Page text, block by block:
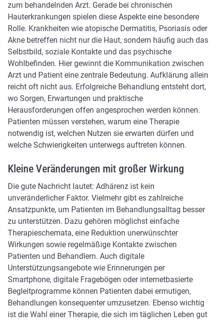
zum behandelnden Arzt. Gerade bei chronischen
Hauterkrankungen spielen diese Aspekte eine besondere
Rolle. Krankheiten wie atopische Dermatitis, Psoriasis oder
Akne betreffen nicht nur die Haut, sondern häufig auch das
Selbstbild, soziale Kontakte und das psychische
Wohlbefinden. Hier gewinnt die Kommunikation zwischen
Arzt und Patient eine zentrale Bedeutung. Aufklärung allein
reicht oft nicht aus. Erfolgreiche Behandlung entsteht dort,
wo Sorgen, Erwartungen und praktische
Herausforderungen offen angesprochen werden können.
Patienten müssen verstehen, warum eine Therapie
notwendig ist, welchen Nutzen sie erwarten dürfen und
welche Schwierigkeiten unterwegs auftreten können.
Kleine Veränderungen mit großer Wirkung
Die gute Nachricht lautet: Adhärenz ist kein
unveränderlicher Faktor. Vielmehr gibt es zahlreiche
Ansatzpunkte, um Patienten im Behandlungsalltag besser
zu unterstützen. Dazu gehören möglichst einfache
Therapieschemata, eine Reduktion unerwünschter
Wirkungen sowie regelmäßige Kontakte zwischen
Patienten und Behandlern. Auch digitale
Unterstützungsangebote wie Erinnerungen per
Smartphone, digitale Fragebögen oder internetbasierte
Begleitprogramme können Patienten dabei ermutigen,
Behandlungen konsequenter umzusetzen. Ebenso wichtig
ist die Wahl einer Therapie, die sich im täglichen Leben gut